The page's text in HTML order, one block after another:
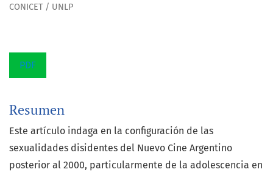
CONICET / UNLP
PDF
Resumen
Este artículo indaga en la configuración de las
sexualidades disidentes del Nuevo Cine Argentino
posterior al 2000, particularmente de la adolescencia en